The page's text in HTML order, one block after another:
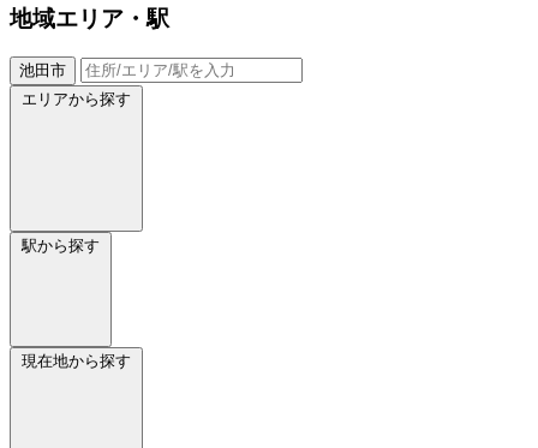
地域エリア・駅
池田市
エリアから探す
駅から探す
現在地から探す